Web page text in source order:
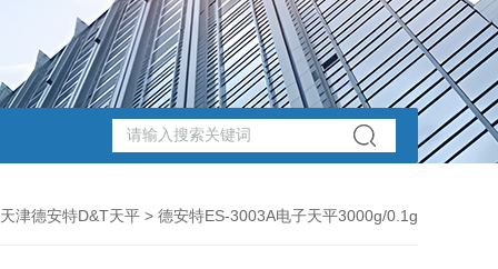
天津德安特D&T天平 > 德安特ES-3003A电子天平3000g/0.1g